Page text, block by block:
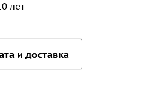
лет
и доставка